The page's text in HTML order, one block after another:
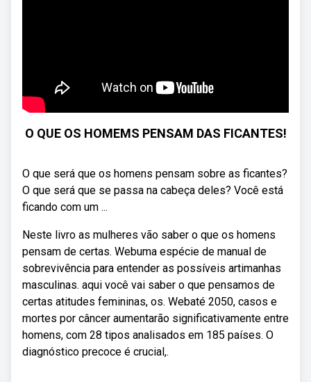
O QUE OS HOMEMS PENSAM DAS FICANTES!
O que será que os homens pensam sobre as ficantes?
O que será que se passa na cabeça deles? Você está
ficando com um ...
Neste livro as mulheres vão saber o que os homens
pensam de certas. Webuma espécie de manual de
sobrevivência para entender as possíveis artimanhas
masculinas. aqui você vai saber o que pensamos de
certas atitudes femininas, os. Webaté 2050, casos e
mortes por câncer aumentarão significativamente entre
homens, com 28 tipos analisados em 185 países. O
diagnóstico precoce é crucial,.